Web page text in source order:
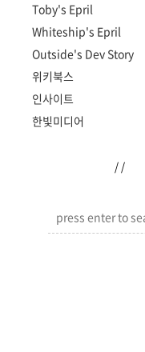
Toby's Epril
Whiteship's Epril
Outside's Dev Story
위키북스
인사이트
한빛미디어
/ /